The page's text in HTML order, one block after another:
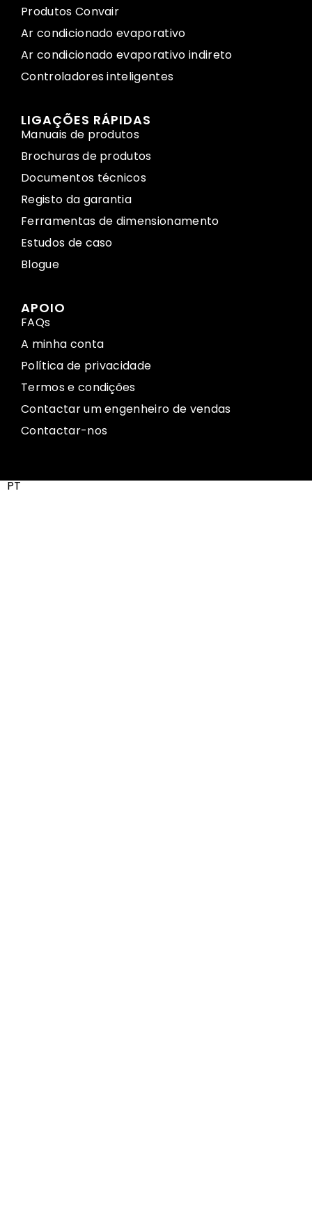
Produtos Convair
Ar condicionado evaporativo
Ar condicionado evaporativo indireto
Controladores inteligentes
LIGAÇÕES RÁPIDAS
Manuais de produtos
Brochuras de produtos
Documentos técnicos
Registo da garantia
Ferramentas de dimensionamento
Estudos de caso
Blogue
APOIO
FAQs
A minha conta
Política de privacidade
Termos e condições
Contactar um engenheiro de vendas
Contactar-nos
PT